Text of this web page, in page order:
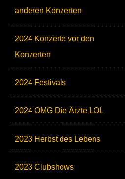
anderen Konzerten
2024 Konzerte vor den
Konzerten
2024 Festivals
2024 OMG Die Ärzte LOL
2023 Herbst des Lebens
2023 Clubshows